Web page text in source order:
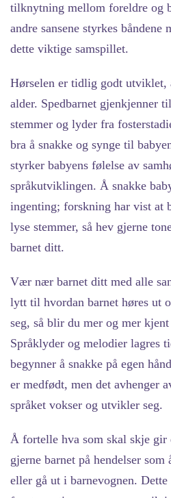
tilknytning mellom foreldre og
andre sansene styrkes båndene
dette viktige samspillet.
Hørselen er tidlig godt utviklet,
alder. Spedbarnet gjenkjenner
stemmer og lyder fra
bra å snakke og synge til
styrker babyens følelse av
språkutviklingen. Å snakke
ingenting; forskning har vist at
lyse stemmer, så hev gjerne
barnet ditt.
Vær nær barnet ditt med alle
lytt til hvordan barnet høres ut
seg, så blir du mer og mer
Språklyder og melodier lagres
begynner å snakke på egen
er medfødt, men det avhenger
språket vokser og utvikler seg.
Å fortelle hva som skal skje gir
gjerne barnet på hendelser
eller gå ut i barnevognen.